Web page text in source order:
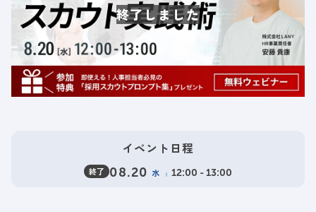
イベント日程
終了 08.20 水 12:00 - 13:00